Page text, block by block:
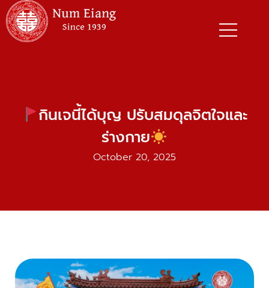
Skip
to
กินเจนี้ได้บุญ ปรับสมดุลจิตใจและ
ร่างกาย
October 20, 2025